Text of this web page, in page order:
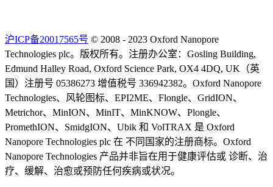
沪ICP备20017565号 © 2008 - 2023 Oxford Nanopore
Technologies plc。版权所有。注册办公室：Gosling Building,
Edmund Halley Road, Oxford Science Park, OX4 4DQ, UK（英
国）注册号 05386273 增值税号 336942382。Oxford Nanopore
Technologies、风轮图标、EPI2ME、Flongle、GridION、
Metrichor、MinION、MinIT、MinKNOW、Plongle、
PromethION、SmidgION、Ubik 和 VolTRAX 是 Oxford
Nanopore Technologies plc 在 不同国家的注册商标。Oxford
Nanopore Technologies 产品并非旨在用于健康评估或 诊断、治
疗、缓解、治愈或预防任何疾病或状况。